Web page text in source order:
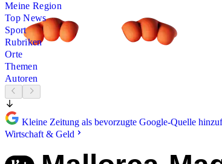
Meine Region
Top News
Sport
Rubriken
Orte
Themen
Autoren
Kleine Zeitung als bevorzugte Google-Quelle
Wirtschaft & Geld